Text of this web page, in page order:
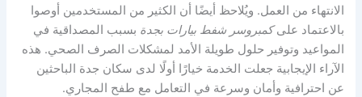
الانتهاء من العمل. ويُلاحظ أيضًا أن الكثير من المستخدمين أوصوا
بالاعتماد علىكمبروسر شفط بيارات بجدة بسبب المصداقية في
المواعيد وتوفير حلول طويلة الأمد لمشكلات الصرف الصحي. هذه
الآراء الإيجابية جعلت الخدمة خيارًا أولًا لدى سكان جدة الباحثين
عن احترافية وأمان وسرعة في التعامل مع طفح المجاري.